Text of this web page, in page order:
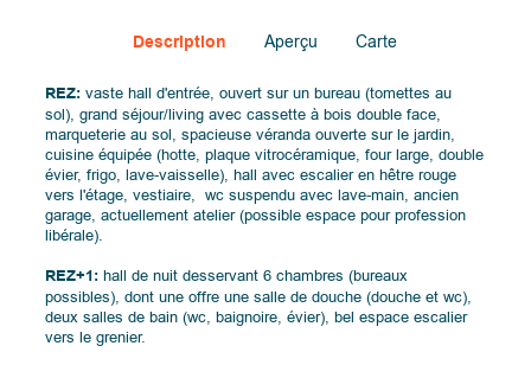
Description Aperçu Carte
REZ: vaste hall d'entrée, ouvert sur un bureau (tomettes au
sol), grand séjour/living avec cassette à bois double face,
marqueterie au sol, spacieuse véranda ouverte sur le jardin,
cuisine équipée (hotte, plaque vitrocéramique, four large, double
évier, frigo, lave-vaisselle), hall avec escalier en hêtre rouge
vers l'étage, vestiaire, wc suspendu avec lave-main, ancien
garage, actuellement atelier (possible espace pour profession
libérale).
REZ+1:hall de nuit desservant 6 chambres (bureaux
possibles), dont une offre une salle de douche (douche et wc),
deux salles de bain (wc, baignoire, évier), bel espace escalier
vers le grenier.